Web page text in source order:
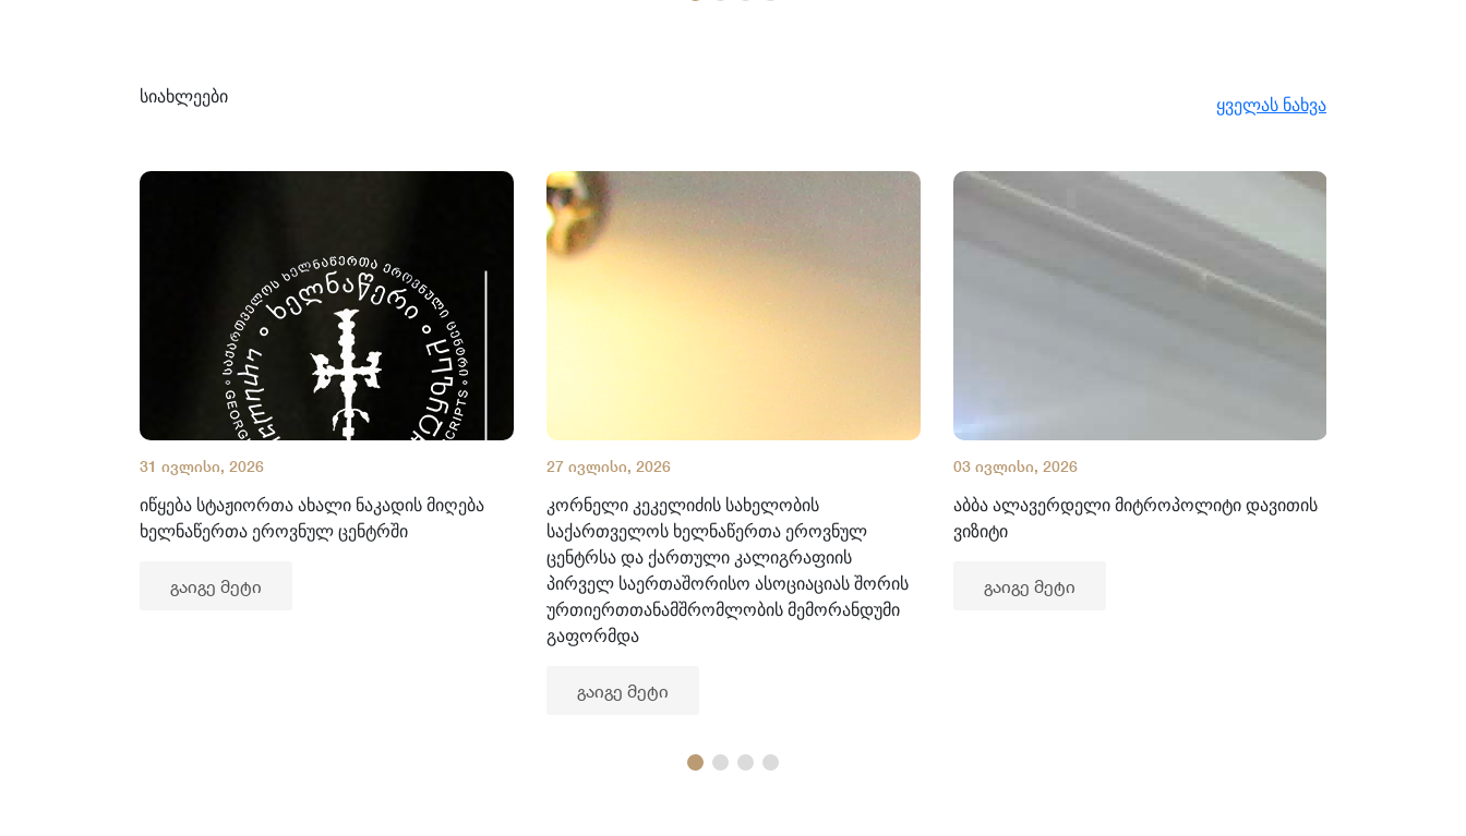
სიახლეები ყველას ნახვა
31 ივლისი, 2026
იწყება სტაჟიორთა ახალი ნაკადის მიღება
ხელნაწერთა ეროვნულ ცენტრში
გაიგე მეტი
27 ივლისი, 2026
კორნელი კეკელიძის სახელობის
საქართველოს ხელნაწერთა ეროვნულ
ცენტრსა და ქართული კალიგრაფიის
პირველ საერთაშორისო ასოციაციას შორის
ურთიერთთანამშრომლობის მემორანდუმი
გაფორმდა
გაიგე მეტი
03 ივლისი, 2026
აბბა ალავერდელი მიტროპოლიტი დავითის
ვიზიტი
გაიგე მეტი